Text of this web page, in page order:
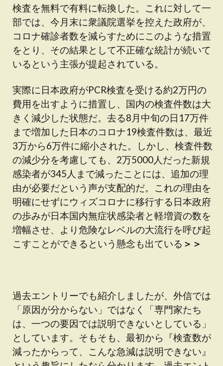
検査を無料で有料に転換した。これに対して一
部では、今月末に衆議院選挙を控えた政府が、
コロナ確診者数を減らすためにこのような措置
をとり、その結果として不正確な統計が続いて
いるという主張が提起されている。
実際に日本政府がPCR検査を受ける約2万円の
費用を出すように措置し、国内の検査件数は大
きく減少した状態だ。去る8月中旬の日17万件
まで増加した日本のコロナ19検査件数は、最近
3万から6万件に縮小された。しかし、検査件数
の減少分を考慮しても、2万5000人だった新規
感染者が345人まで減ったことには、追加の理
由が必要だという声が支配的だ。これの理由を
明確にせずにウィズコロナに移行する日本政府
の歩みが日本国内無症状感染者と軽増資の数を
増幅させ、より危険なレベルの大流行を呼び起
こすことができるという懸念も出ている ＞＞
過去エントリーでも紹介しましたが、外信では
「原因が分からない」ではなく「専門家たち
は、一つの要因では説明できないとしている」
としています。そもそも、最初から『検査数が
減ったからって、こんな急減は説明できない』